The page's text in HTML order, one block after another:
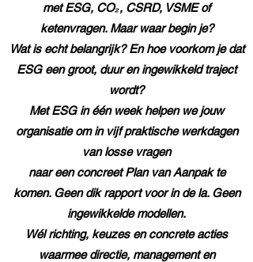
met ESG, CO₂, CSRD, VSME of
ketenvragen. Maar waar begin je?
Wat is echt belangrijk? En hoe voorkom je dat
ESG een groot, duur en ingewikkeld traject
wordt?
Met ESG in één week helpen we jouw
organisatie om in vijf praktische werkdagen
van losse vragen
naar een concreet Plan van Aanpak te
komen. Geen dik rapport voor in de la. Geen
ingewikkelde modellen.
Wél richting, keuzes en concrete acties
waarmeedirectie, management en